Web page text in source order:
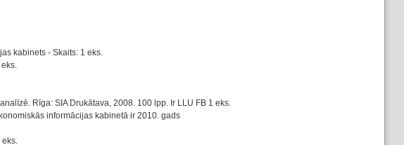
kabinets - Skaits: 1 eks.
Rīga: SIA Drukātava, 2008. 100 lpp. Ir LLU FB 1 eks.
informācijas kabinetā ir 2010. gads